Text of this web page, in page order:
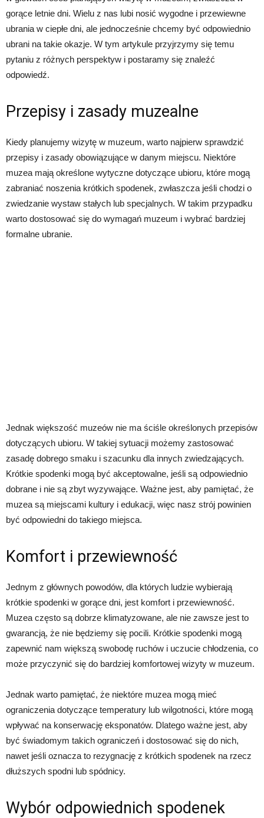
gorące letnie dni. Wielu z nas lubi nosić wygodne i przewiewne
ubrania w ciepłe dni, ale jednocześnie chcemy być odpowiednio
ubrani na takie okazje. W tym artykule przyjrzymy się temu
pytaniu z różnych perspektyw i postaramy się znaleźć
odpowiedź.
Przepisy i zasady muzealne
Kiedy planujemy wizytę w muzeum, warto najpierw sprawdzić
przepisy i zasady obowiązujące w danym miejscu. Niektóre
muzea mają określone wytyczne dotyczące ubioru, które mogą
zabraniać noszenia krótkich spodenek, zwłaszcza jeśli chodzi o
zwiedzanie wystaw stałych lub specjalnych. W takim przypadku
warto dostosować się do wymagań muzeum i wybrać bardziej
formalne ubranie.
Jednak większość muzeów nie ma ściśle określonych przepisów
dotyczących ubioru. W takiej sytuacji możemy zastosować
zasadę dobrego smaku i szacunku dla innych zwiedzających.
Krótkie spodenki mogą być akceptowalne, jeśli są odpowiednio
dobrane i nie są zbyt wyzywające. Ważne jest, aby pamiętać, że
muzea są miejscami kultury i edukacji, więc nasz strój powinien
być odpowiedni do takiego miejsca.
Komfort i przewiewność
Jednym z głównych powodów, dla których ludzie wybierają
krótkie spodenki w gorące dni, jest komfort i przewiewność.
Muzea często są dobrze klimatyzowane, ale nie zawsze jest to
gwarancją, że nie będziemy się pocili. Krótkie spodenki mogą
zapewnić nam większą swobodę ruchów i uczucie chłodzenia, co
może przyczynić się do bardziej komfortowej wizyty w muzeum.
Jednak warto pamiętać, że niektóre muzea mogą mieć
ograniczenia dotyczące temperatury lub wilgotności, które mogą
wpływać na konserwację eksponatów. Dlatego ważne jest, aby
być świadomym takich ograniczeń i dostosować się do nich,
nawet jeśli oznacza to rezygnację z krótkich spodenek na rzecz
dłuższych spodni lub spódnicy.
Wybór odpowiednich spodenek